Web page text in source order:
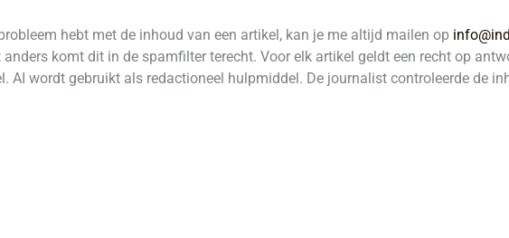
hebt met de inhoud van een artikel, kan je me altijd mailen op
komt dit in de spamfilter terecht. Voor elk artikel geldt een recht op
AI wordt gebruikt als redactioneel hulpmiddel. De journalist controleerde de